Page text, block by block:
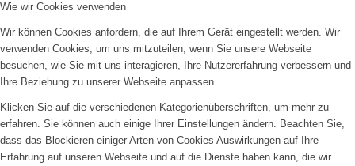
Wie wir Cookies verwenden
Wir können Cookies anfordern, die auf Ihrem Gerät eingestellt werden. Wir
verwenden Cookies, um uns mitzuteilen, wenn Sie unsere Webseite
besuchen, wie Sie mit uns interagieren, Ihre Nutzererfahrung verbessern und
Ihre Beziehung zu unserer Webseite anpassen.
Klicken Sie auf die verschiedenen Kategorienüberschriften, um mehr zu
erfahren. Sie können auch einige Ihrer Einstellungen ändern. Beachten Sie,
dass das Blockieren einiger Arten von Cookies Auswirkungen auf Ihre
Erfahrung auf unseren Webseite und auf die Dienste haben kann, die wir